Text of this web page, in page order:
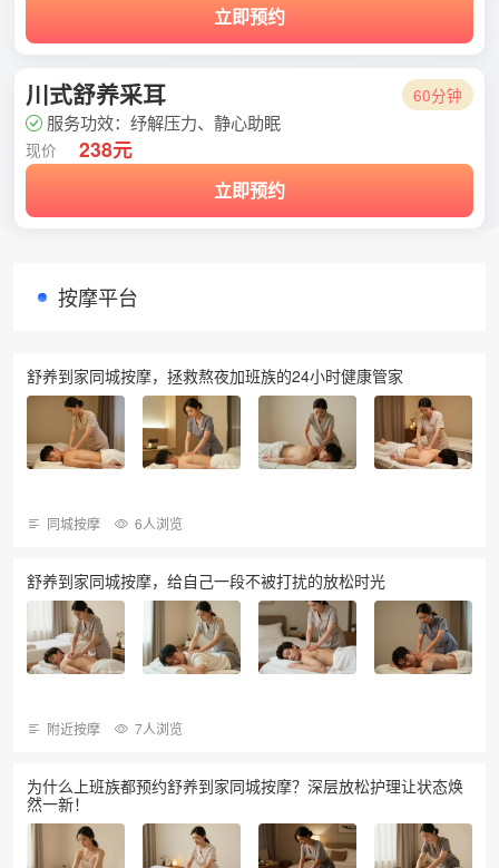
立即预约
川式舒养采耳 60分钟
服务功效：纾解压力、静心助眠
现价 238元
立即预约
按摩平台
舒养到家同城按摩，拯救熬夜加班族的24小时健康管家
同城按摩 6人浏览
舒养到家同城按摩，给自己一段不被打扰的放松时光
附近按摩 7人浏览
为什么上班族都预约舒养到家同城按摩？深层放松护理让状态焕
然一新！